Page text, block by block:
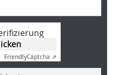
FriendlyCaptcha ⇗